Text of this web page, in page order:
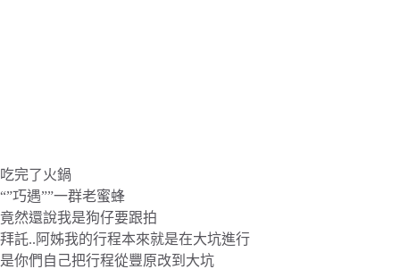
吃完了火鍋
“”巧遇””一群老蜜蜂
竟然還說我是狗仔要跟拍
拜託..阿姊我的行程本來就是在大坑進行
是你們自己把行程從豐原改到大坑